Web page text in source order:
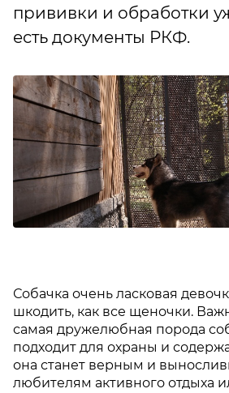
прививки и обработки
есть документы РКФ.
Собачка очень ласковая
шкодить, как все щеночки.
самая дружелюбная порода
подходит для охраны и
она станет верным и
любителям активного отдыха